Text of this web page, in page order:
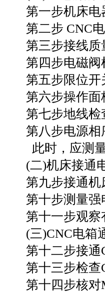
第一步机床电
第二步 CNC
第三步接线质
第四步电磁阀
第五步限位开
第六步操作
第七步地线检
第八步电源相
此时，应测
(二)机床接通
第九步接通机
第十步测量
第十一步观
(三)CNC电箱
第十二步接通
第十三步检查
第十四步核